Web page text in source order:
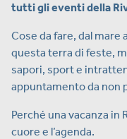
tutti gli eventi della
Cose da fare, dal mare
questa terra di feste,
sapori, sport e
appuntamento da non
Perché una vacanza in
cuore e l’agenda.